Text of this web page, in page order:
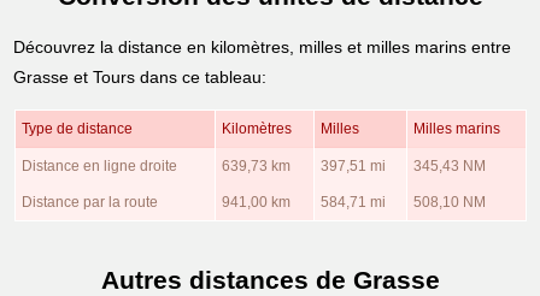
Découvrez la distance en kilomètres, milles et milles marins entre
Grasse et Tours dans ce tableau:
Type de distance Kilomètres Milles Milles marins
Distance en ligne droite 639,73 km 397,51 mi 345,43 NM
Distance par la route 941,00 km 584,71 mi 508,10 NM
Autres distances de Grasse